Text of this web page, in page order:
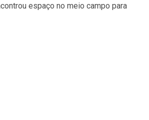
espaço no meio campo para